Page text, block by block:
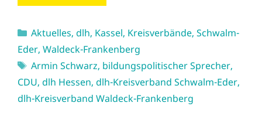
Kategorien
Aktuelles, dlh, Kassel, Kreisverbände, Schwalm-
Eder, Waldeck-Frankenberg
Schlagwörter
Armin Schwarz, bildungspolitischer Sprecher,
CDU, dlh Hessen, dlh-Kreisverband Schwalm-Eder,
dlh-Kreisverband Waldeck-Frankenberg